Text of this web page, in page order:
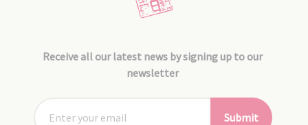
Receive all our latest news by signing up to our
newsletter
Submit